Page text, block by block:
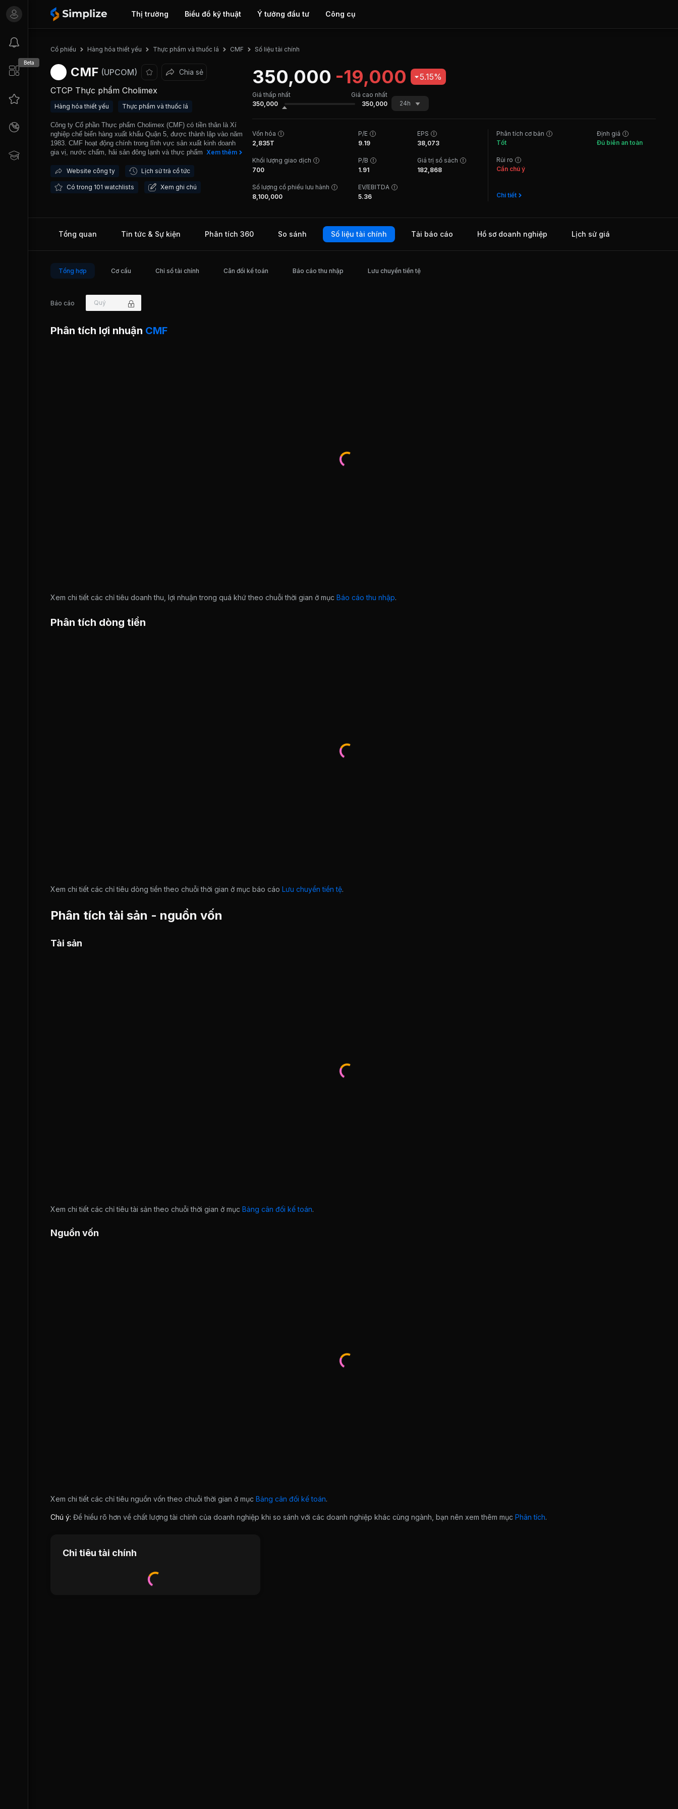
Thị trường Biểu đồ kỹ thuật Ý tưởng đầu tư Công cụ
Beta
Cổ phiếu Hàng hóa thiết yếu Thực phẩm và thuốc lá CMF Số liệu tài chính
CMF (UPCOM) Chia sẻ
CTCP Thực phẩm Cholimex
Hàng hóa thiết yếu Thực phẩm và thuốc lá
Công ty Cổ phần Thực phẩm Cholimex (CMF) có tiền thân là Xí
nghiệp chế biến hàng xuất khẩu Quận 5, được thành lập vào năm
1983. CMF hoạt động chính trong lĩnh vực sản xuất kinh doanh
gia vị, nước chấm, hải sản đông lạnh và thực phẩm tinh chế.
năm 2006. Thị phần của Công ty hiện đang đứng ở ví trí số 1
trong ngành hàng nước tương. CMF được giao dịch trên thị
Xem thêm
Website công ty Lịch sử trả cổ tức
Có trong 101 watchlists Xem ghi chú
350,000 -19,000 5.15%
Giá thấp nhất
Giá cao nhất
350,000
350,000 24h
Vốn hóa
2,835T
P/E
9.19
EPS
38,073
Khối lượng giao dịch
700
P/B
1.91
Giá trị sổ sách
182,868
Số lượng cổ phiếu lưu hành
8,100,000
EV/EBITDA
5.36
Phân tích cơ bản
Tốt
Rủi ro
Cần chú ý
Chi tiết
Định giá
Đủ biên an toàn
Tổng quan Tin tức & Sự kiện Phân tích 360 So sánh Số liệu tài chính Tải báo cáo Hồ sơ doanh nghiệp Lịch sử giá
Tổng hợp Cơ cấu Chỉ số tài chính Cân đối kế toán Báo cáo thu nhập Lưu chuyển tiền tệ
Báo cáo Quý
Phân tích lợi nhuận CMF
Xem chi tiết các chỉ tiêu doanh thu, lợi nhuận trong quá khứ theo chuỗi thời gian ở mục Báo cáo thu nhập.
Phân tích dòng tiền
Xem chi tiết các chỉ tiêu dòng tiền theo chuỗi thời gian ở mục báo cáo Lưu chuyển tiền tệ.
Phân tích tài sản - nguồn vốn
Tài sản
Xem chi tiết các chỉ tiêu tài sản theo chuỗi thời gian ở mục Bảng cân đối kế toán.
Nguồn vốn
Xem chi tiết các chỉ tiêu nguồn vốn theo chuỗi thời gian ở mục Bảng cân đối kế toán.
Chú ý: Để hiểu rõ hơn về chất lượng tài chính của doanh nghiệp khi so sánh với các doanh nghiệp khác cùng ngành, bạn nên xem thêm mục Phân tích.
Chỉ tiêu tài chính